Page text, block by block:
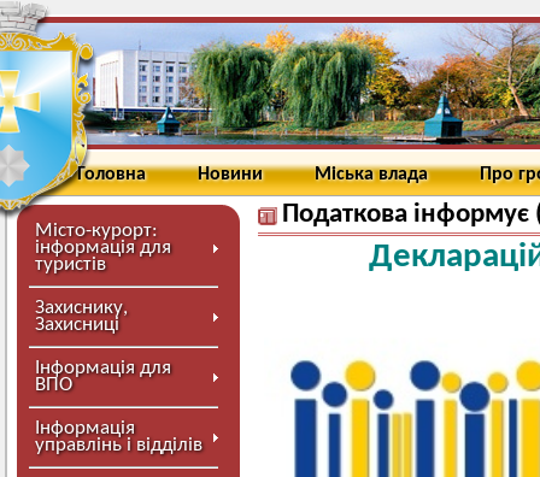
Головна Новини Міська влада Про
Місто-курорт:
інформація для
туристів
Захиснику,
Захисниці
Інформація для
ВПО
Інформація
управлінь і відділів
Податкова інформує